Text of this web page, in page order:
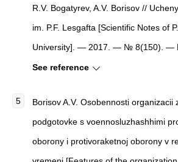
R.V. Bogatyrev, A.V. Borisov //
im. P.F. Lesgafta [Scientific Notes of
University]. — 2017. — № 8(150). —
See reference
Borisov A.V. Osobennosti organizacii
podgotovke s voennosluzhashhimi
oborony i protivoraketnoj oborony v